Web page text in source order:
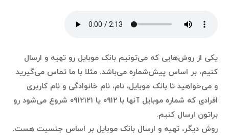
یکی از روش‌هایی که می‌تونیم بانک موبایل رو تهیه و ارسال
کنیم، بر اساس پیش‌شماره می‌باشد. مثلا با ما تماس می‌گیرید
و می‌خواهید تا بانک موبایل، نام، نام خانوادگی و نام کاربری
افرادی که شماره موبایل آنها با ۰۹۱۲ یا ۰۹۱۲۱۲۱ شروع می‌شود رو
براتون ارسال کنیم.
روش دیگر، تهیه و ارسال بانک موبایل بر اساس جنسیت هست.